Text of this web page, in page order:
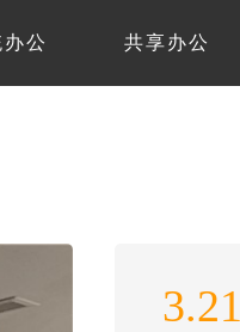
公 共享办公
3.21